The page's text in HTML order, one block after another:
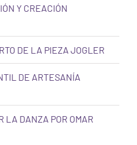
Y CREACIÓN
DE LA PIEZA JOGLER
DE ARTESANÍA
LA DANZA POR OMAR